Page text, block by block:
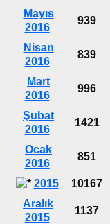
Mayıs
2016
939
Nisan
2016
839
Mart
2016
996
Şubat
2016
1421
Ocak
2016
851
2015 10167
Aralık
2015
1137